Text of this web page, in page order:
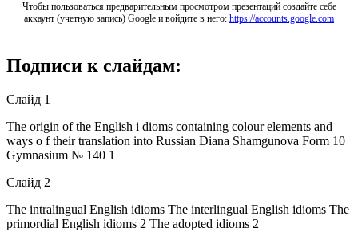
Чтобы пользоваться предварительным просмотром презентаций создайте себе
аккаунт (учетную запись) Google и войдите в него: https://accounts.google.com
Подписи к слайдам:
Слайд 1
The origin of the English i dioms containing colour elements and
ways o f their translation into Russian Diana Shamgunova Form 10
Gymnasium № 140 1
Слайд 2
The intralingual English idioms The interlingual English idioms The
primordial English idioms 2 The adopted idioms 2